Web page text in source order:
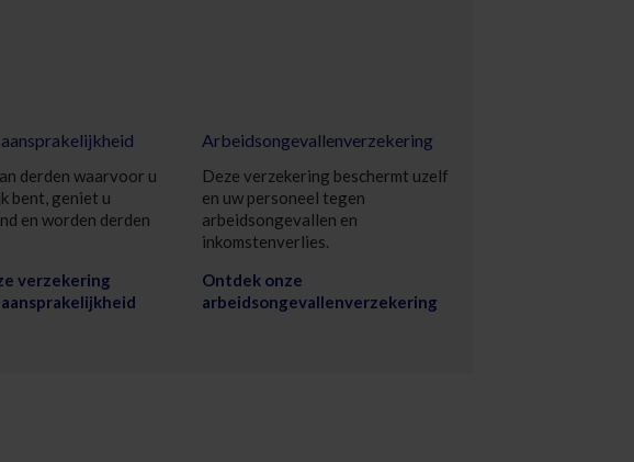
derden waarvoor u
bent, geniet u
en worden derden
verzekering
Arbeidsongevallenverzekering
Deze verzekering beschermt uzelf
en uw personeel tegen
arbeidsongevallen en
inkomstenverlies.
Ontdek onze
arbeidsongevallenverzekering